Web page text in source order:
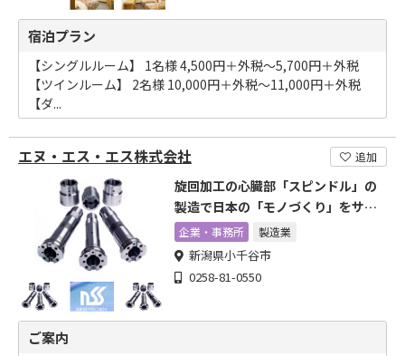
宿泊プラン
【シングルルーム】 1名様 4,500円＋外税～5,700円＋外税
【ツインルーム】 2名様 10,000円＋外税～11,000円＋外税
【ダ...
エヌ・エス・エス株式会社 追加
旋回加工の心臓部「スピンドル」の
製造で日本の「モノづくり」をサポ
ートしています。
企業・事務所 製造業
新潟県小千谷市
0258-81-0550
ご案内